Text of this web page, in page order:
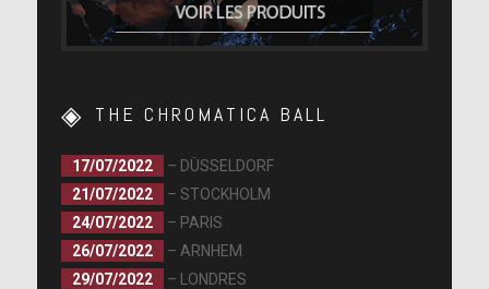
THE CHROMATICA BALL
17/07/2022
– DÜSSELDORF
21/07/2022
– STOCKHOLM
24/07/2022
– PARIS
26/07/2022
– ARNHEM
29/07/2022
– LONDRES